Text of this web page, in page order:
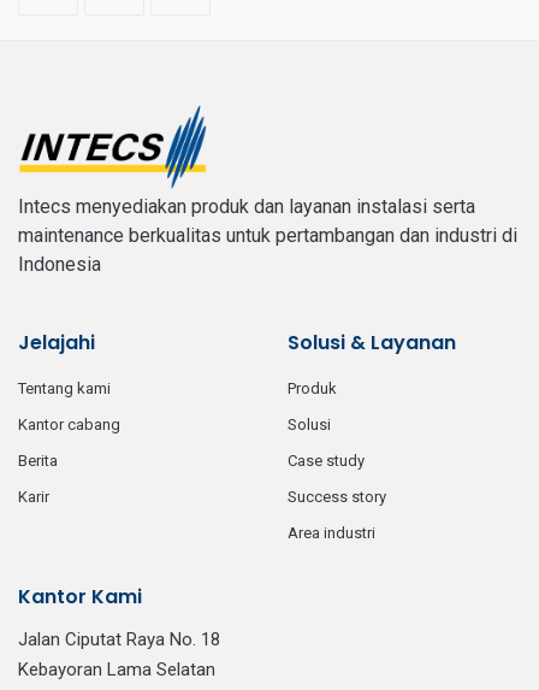
Intecs menyediakan produk dan layanan instalasi serta
maintenance berkualitas untuk pertambangan dan industri di
Indonesia
Jelajahi
tentang kami
kantor cabang
berita
karir
Solusi & Layanan
produk
solusi
case study
success story
area industri
Kantor Kami
Jalan Ciputat Raya No. 18
Kebayoran Lama Selatan